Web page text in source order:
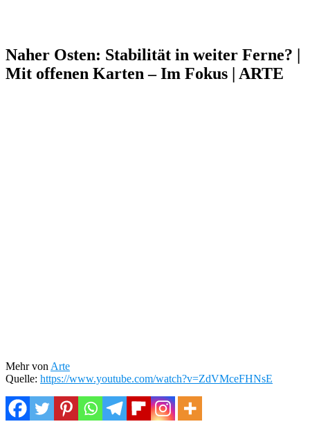
Naher Osten: Stabilität in weiter Ferne? |
Mit offenen Karten – Im Fokus | ARTE
Mehr von Arte
Quelle: https://www.youtube.com/watch?v=ZdVMceFHNsE